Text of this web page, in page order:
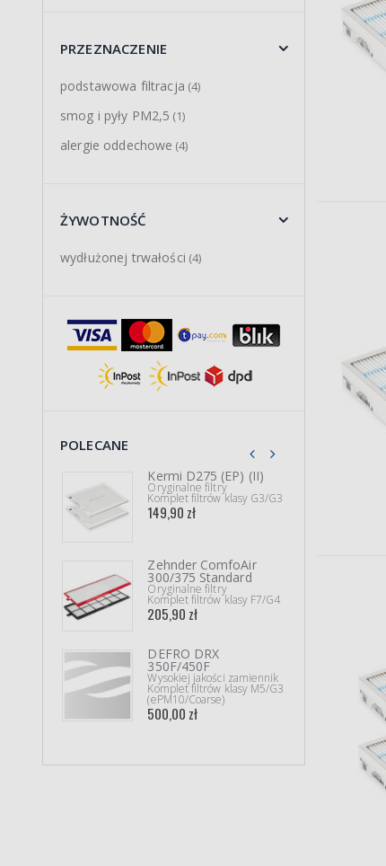
PRZEZNACZENIE
podstawowa filtracja (4)
smog i pyły PM2,5 (1)
alergie oddechowe (4)
ŻYWOTNOŚĆ
wydłużonej trwałości (4)
POLECANE
Kermi D275 (EP) (II)
Oryginalne filtry
Komplet filtrów klasy G3/G3
149,90 zł
Zehnder ComfoAir
300/375 Standard
Oryginalne filtry
Komplet filtrów klasy F7/G4
205,90 zł
DEFRO DRX
350F/450F
Wysokiej jakości zamiennik
Komplet filtrów klasy M5/G3
(ePM10/Coarse)
500,00 zł +